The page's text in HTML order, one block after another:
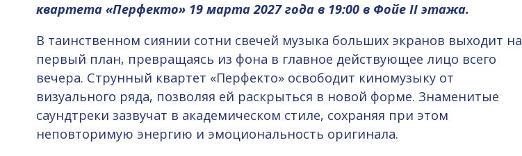
квартета «Перфекто» 19 марта 2027 года в 19:00 в Фойе II этажа.
В таинственном сиянии сотни свечей музыка больших экранов выходит на
первый план, превращаясь из фона в главное действующее лицо всего
вечера. Струнный квартет «Перфекто» освободит киномузыку от
визуального ряда, позволяя ей раскрыться в новой форме. Знаменитые
саундтреки зазвучат в академическом стиле, сохраняя при этом
неповторимую энергию и эмоциональность оригинала.